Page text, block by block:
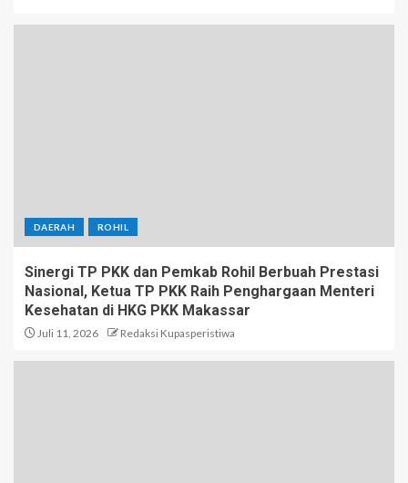
DAERAH ROHIL
Sinergi TP PKK dan Pemkab Rohil Berbuah Prestasi
Nasional, Ketua TP PKK Raih Penghargaan Menteri
Kesehatan di HKG PKK Makassar
Juli 11, 2026 Redaksi Kupasperistiwa